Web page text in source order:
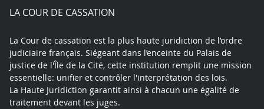
LA COUR DE CASSATION
La Cour de cassation est la plus haute juridiction de l’ordre
judiciaire français. Siégeant dans l’enceinte du Palais de
justice de l'Île de la Cité, cette institution remplit une mission
essentielle: unifier et contrôler l'interprétation des lois.
La Haute Juridiction garantit ainsi à chacun une égalité de
traitement devant les juges.